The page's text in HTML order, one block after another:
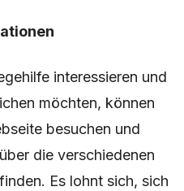
interessieren und
möchten, können
besuchen und
die verschiedenen
Es lohnt sich, sich